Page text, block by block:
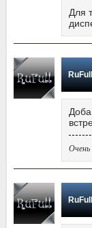
Для
RuFull
RuFull